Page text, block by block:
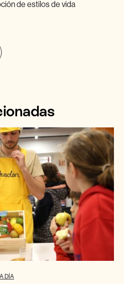
de estilos de vida
A DÍA